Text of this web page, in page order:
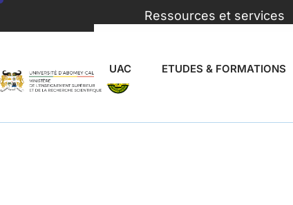
Ressources et services
UAC ETUDES & FORMATIONS